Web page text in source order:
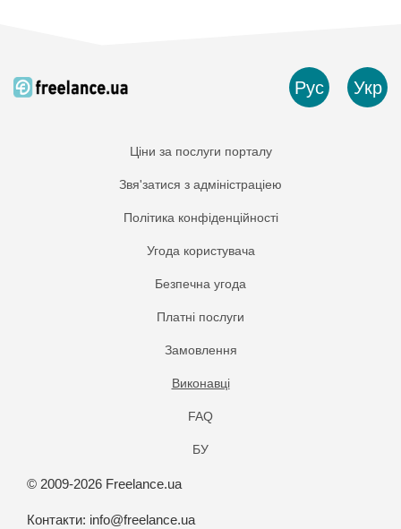
Рус Укр
Ціни за послуги порталу
Звя'затися з адміністраціею
Політика конфіденційності
Угода користувача
Безпечна угода
Платнi послуги
Замовлення
Виконавці
FAQ
БУ
© 2009-2026 Freelance.ua
Контакти: info@freelance.ua